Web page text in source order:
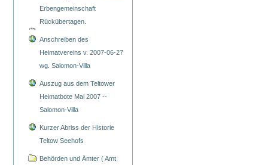
Erbengemeinschaft
Rückübertagen.
Anschreiben des
Heimatvereins v. 2007-06-27
wg. Salomon-Villa
Auszug aus dem Teltower
Heimatbote Mai 2007 --
Salomon-Villa
Kurzer Abriss der Historie
Teltow Seehofs
Behörden und Ämter ( Amt